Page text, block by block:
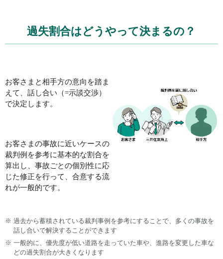
過失割合はどうやって決まるの？
お客さまと相手方の意向を踏ま
えて、話し合い（=示談交渉）
で決定します。
お客さまの事故に近いケースの
裁判例を参考に基本的な割合を
算出 し、事故ごとの個別性に応
じた修正を行って、合意する流
れが一般的です。
※ 過去から蓄積されている裁判事例を参考にすることで、多くの事故を
話し合いで解決することができます
※ 一般的に、優先度が低い道路を走っていた車や、進路を変更した車な
どの過失割合が大きくなります